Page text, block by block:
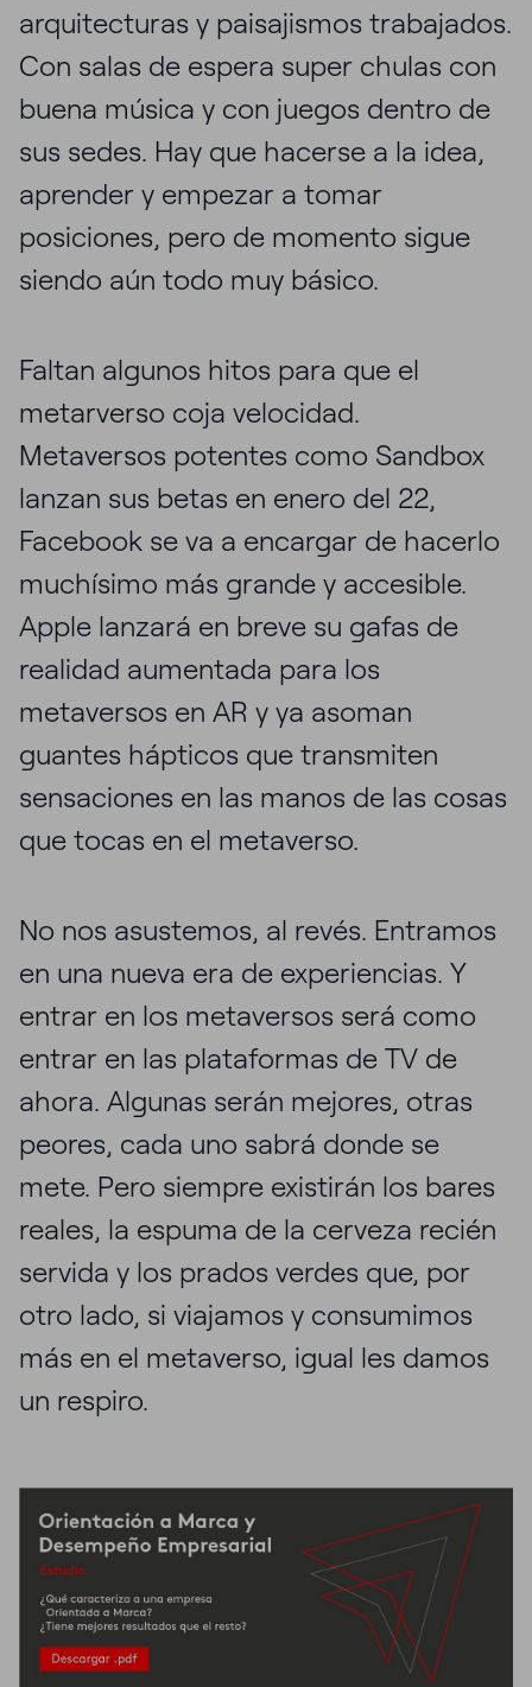
arquitecturas y paisajismos trabajados.
Con salas de espera super chulas con
buena música y con juegos dentro de
sus sedes. Hay que hacerse a la idea,
aprender y empezar a tomar
posiciones, pero de momento sigue
siendo aún todo muy básico.
Faltan algunos hitos para que el
metarverso coja velocidad.
Metaversos potentes como Sandbox
lanzan sus betas en enero del 22,
Facebook se va a encargar de hacerlo
muchísimo más grande y accesible.
Apple lanzará en breve su gafas de
realidad aumentada para los
metaversos en AR y ya asoman
guantes hápticos que transmiten
sensaciones en las manos de las cosas
que tocas en el metaverso.
No nos asustemos, al revés. Entramos
en una nueva era de experiencias. Y
entrar en los metaversos será como
entrar en las plataformas de TV de
ahora. Algunas serán mejores, otras
peores, cada uno sabrá donde se
mete. Pero siempre existirán los bares
reales, la espuma de la cerveza recién
servida y los prados verdes que, por
otro lado, si viajamos y consumimos
más en el metaverso, igual les damos
un respiro.